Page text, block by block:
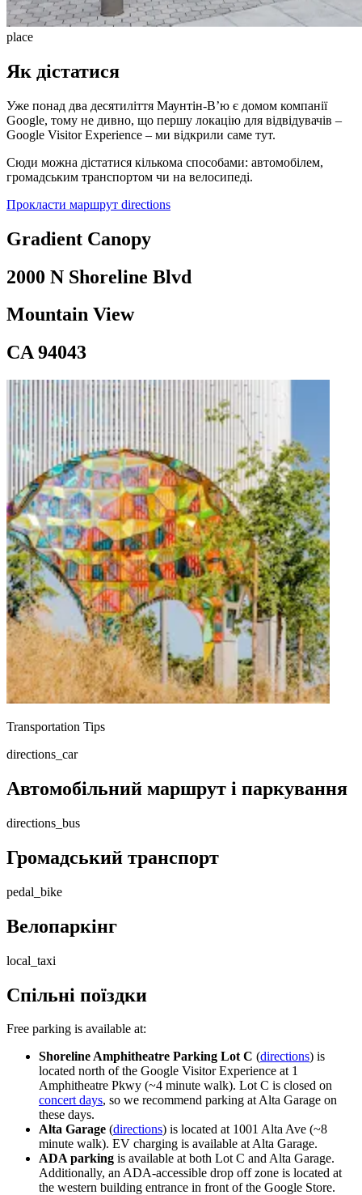
place
Як дістатися
Уже понад два десятиліття Маунтін-В’ю є домом компанії
Google, тому не дивно, що першу локацію для відвідувачів –
Google Visitor Experience – ми відкрили саме тут.
Сюди можна дістатися кількома способами: автомобілем,
громадським транспортом чи на велосипеді.
Gradient Canopy
Прокласти маршрут directions
Gradient Canopy
2000 N Shoreline Blvd
Mountain View
CA 94043
Transportation Tips
directions_car
Автомобільний маршрут і паркування
directions_bus
Громадський транспорт
pedal_bike
Велопаркінг
local_taxi
Спільні поїздки
Free parking is available at:
Shoreline Amphitheatre Parking Lot C (directions) is
located north of the Google Visitor Experience at 1
Amphitheatre Pkwy (~4 minute walk). Lot C is closed on
concert days, so we recommend parking at Alta Garage on
these days.
Alta Garage (directions) is located at 1001 Alta Ave (~8
minute walk). EV charging is available at Alta Garage.
ADA parking is available at both Lot C and Alta Garage.
Additionally, an ADA-accessible drop off zone is located at
the western building entrance in front of the Google Store.